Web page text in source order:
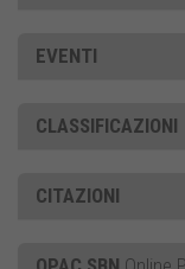
EVENTI
CLASSIFICAZIONI
CITAZIONI